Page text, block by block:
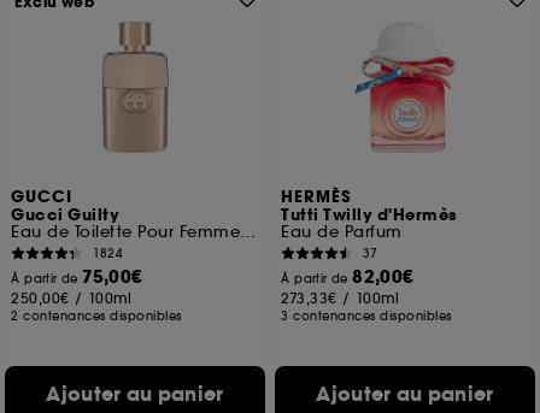
GUCCI
Gucci Guilty
Eau de Toilette Pour Femme Florale Ambrée
1824
À partir de 75,00€
250,00€ / 100ml
2 contenances disponibles
Ajouter au panier
HERMÈS
Tutti Twilly d'Hermès
Eau de Parfum
37
À partir de82,00€
273,33€ / 100ml
3 contenances disponibles
Ajouter au panier